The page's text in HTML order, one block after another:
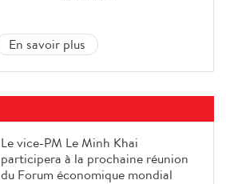
En savoir plus
Le vice-PM Le Minh Khai
participera à la prochaine réunion
du Forum économique mondial